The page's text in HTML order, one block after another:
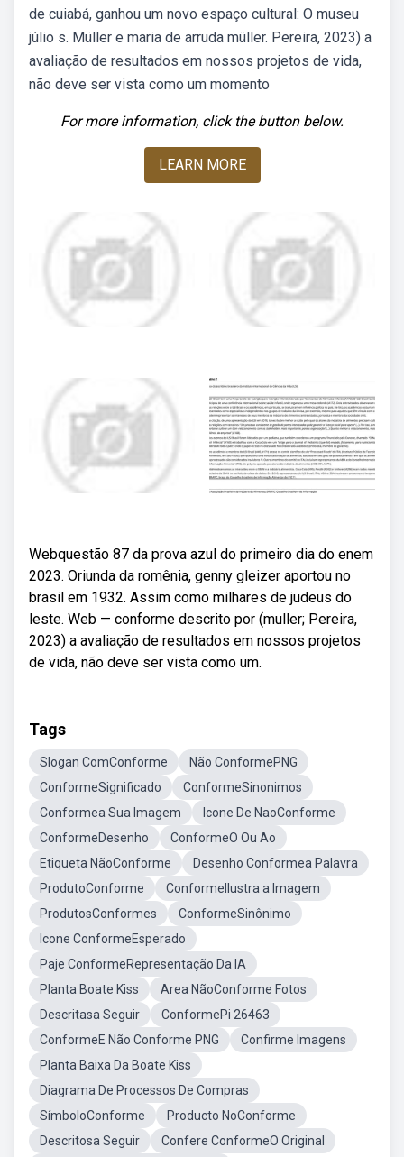
de cuiabá, ganhou um novo espaço cultural: O museu
júlio s. Müller e maria de arruda müller. Pereira, 2023) a
avaliação de resultados em nossos projetos de vida,
não deve ser vista como um momento
For more information, click the button below.
LEARN MORE
Webquestão 87 da prova azul do primeiro dia do enem
2023. Oriunda da romênia, genny gleizer aportou no
brasil em 1932. Assim como milhares de judeus do
leste. Web — conforme descrito por (muller; Pereira,
2023) a avaliação de resultados em nossos projetos
de vida, não deve ser vista como um.
Tags
Slogan ComConforme
Não ConformePNG
ConformeSignificado
ConformeSinonimos
Conformea Sua Imagem
Icone De NaoConforme
ConformeDesenho
ConformeO Ou Ao
Etiqueta NãoConforme
Desenho Conformea Palavra
ProdutoConforme
ConformeIlustra a Imagem
ProdutosConformes
ConformeSinônimo
Icone ConformeEsperado
Paje ConformeRepresentação Da IA
Planta Boate Kiss
Area NãoConforme Fotos
Descritasa Seguir
ConformePi 26463
ConformeE Não Conforme PNG
Confirme Imagens
Planta Baixa Da Boate Kiss
Diagrama De Processos De Compras
SímboloConforme
Producto NoConforme
Descritosa Seguir
Confere ConformeO Original